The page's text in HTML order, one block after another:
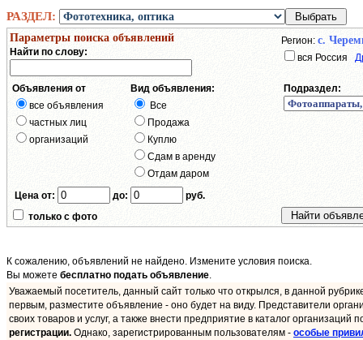
РАЗДЕЛ:
Параметры поиска объявлений
Найти по слову:
Регион: с.
вся Россия
Объявления от
все объявления
частных лиц
организаций
Вид объявления:
Все
Продажа
Куплю
Сдам в аренду
Отдам даром
Подраздел:
Цена от: до:
руб.
только с фото
К сожалению, объявлений не найдено. Измените условия поиска.
Вы можете бесплатно подать объявление.
Уважаемый посетитель, данный сайт только что открылся, в данной
первым, разместите объявление - оно будет на виду. Представители
своих товаров и услуг, а также внести предприятие в каталог организаций
регистрации. Однако, зарегистрированным пользователям - особые